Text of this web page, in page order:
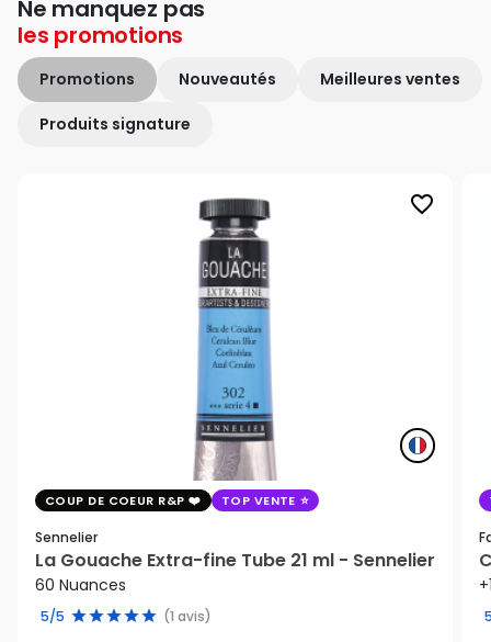
Ne manquez pas
les promotions
Promotions Nouveautés Meilleures ventes
Produits signature
favorite_border
COUP DE COEUR R&P TOP VENTE
Sennelier
La Gouache Extra-fine Tube 21 ml - Sennelier
60 Nuances
5/5 (1 avis)